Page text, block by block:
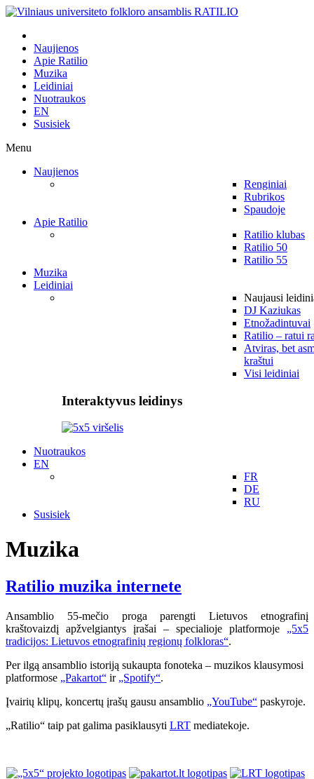
Naujienos
Apie Ratilio
Muzika
Leidiniai
Nuotraukos
EN
Susisiek
Menu
Naujienos
Renginiai
Rubrikos
Spaudoje
Apie Ratilio
Ratilio klubas
Ratilio 50
Ratilio 55
Muzika
Leidiniai
Naujausi
DJ Kaziukas
Etnožadintuvai
Ratilio – ratui
Atviras, bet
kraštui
Visi leidiniai
Interaktyvus leidinys
Nuotraukos
EN
FR
DE
RU
Susisiek
Muzika
Ratilio muzika internete
Ansamblio 55-mečio proga parengti Lietuvos etnografinį
kraštovaizdį apžvelgiantys įrašai – specialioje platformoje „5x5
tradicijos: Lietuvos etnografinių regionų folkloras“.
Per ilgą ansamblio istoriją sukaupta fonoteka – muzikos klausymosi
platformose „Pakartot“ ir „Spotify“.
Įvairių klipų, koncertų įrašų gausu ansamblio „YouTube“ paskyroje.
„Ratilio“ taip pat galima pasiklausyti LRT mediatekoje.